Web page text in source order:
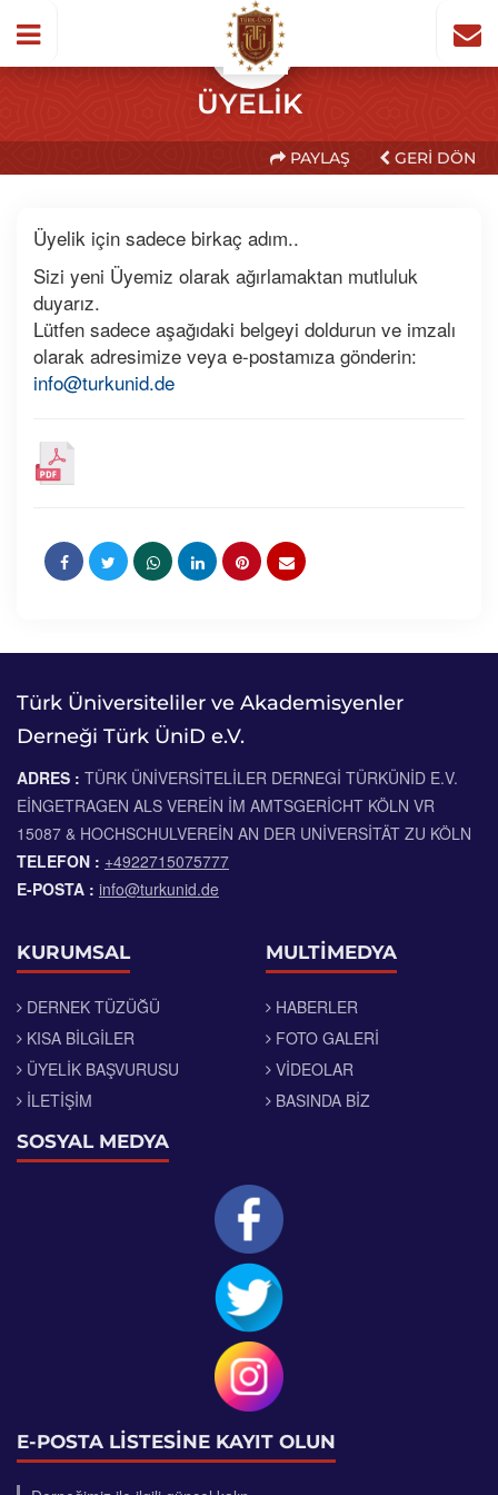
ÜYELIK
PAYLAŞ GERI DÖN
Üyelik için sadece birkaç adım..
Sizi yeni Üyemiz olarak ağırlamaktan mutluluk
duyarız.
Lütfen sadece aşağıdaki belgeyi doldurun ve imzalı
olarak adresimize veya e-postamıza gönderin:
info@turkunid.de
Türk Üniversiteliler ve Akademisyenler
Derneği Türk ÜniD e.V.
ADRES : TÜRK ÜNIVERSITELILER DERNEGI TÜRKÜNID E.V.
EINGETRAGEN ALS VEREIN IM AMTSGERICHT KÖLN VR
15087 & HOCHSCHULVEREIN AN DER UNIVERSITÄT ZU KÖLN
TELEFON : +4922715075777
E-POSTA : info@turkunid.de
KURUMSAL
DERNEK TÜZÜĞÜ
KISA BILGILER
ÜYELIK BAŞVURUSU
İLETIŞIM
MULTİMEDYA
HABERLER
FOTO GALERI
VIDEOLAR
BASINDA BIZ
SOSYAL MEDYA
E-POSTA LİSTESİNE KAYIT OLUN